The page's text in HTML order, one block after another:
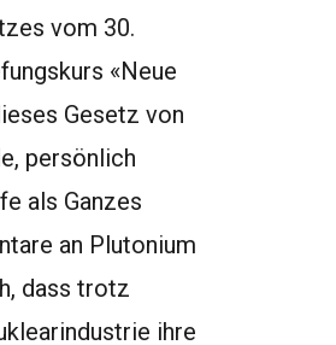
vom 30.
«Neue
Gesetz von
persönlich
als Ganzes
an Plutonium
dass trotz
ihre